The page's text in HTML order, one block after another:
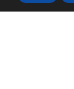
költözésről,